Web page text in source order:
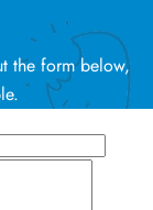
the form below,